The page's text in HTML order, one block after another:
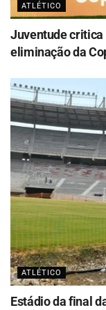
ATLÉTICO
Juventude critica
eliminação da
ATLÉTICO
Estádio da final